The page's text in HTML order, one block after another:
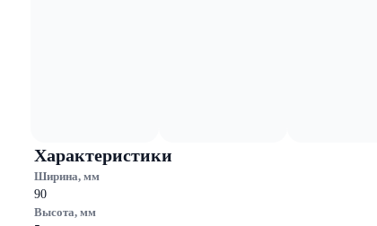
Характеристики
Ширина, мм
90
Высота, мм